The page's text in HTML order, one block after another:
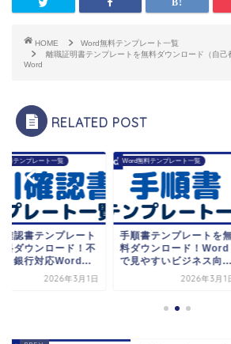
HOME
Word無料テンプレート一覧
離職証明書テンプレートを無料ダウンロード（自己
Word
RELATED POST
料テンプレート一覧
確認書テンプレート
料ダウンロード！不
・銀行対応Word...
2026年3月1日
Word無料テンプレート一覧
手順書テンプレートを
料ダウンロード！Word
で見やすいビジネス向...
2026年3月1